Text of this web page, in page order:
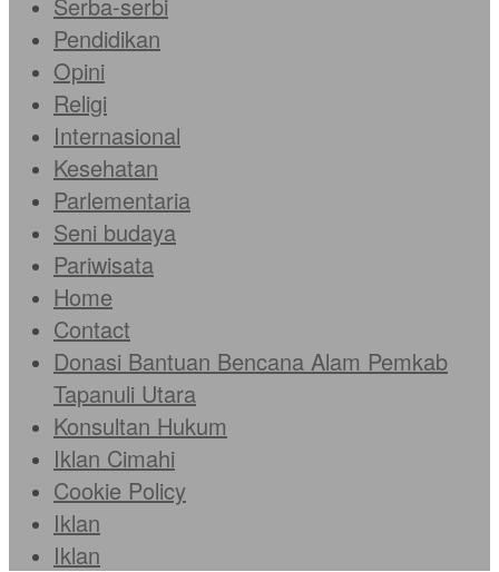
Pendidikan
Opini
Religi
Internasional
Kesehatan
Parlementaria
Seni budaya
Pariwisata
Home
Contact
Donasi Bantuan Bencana Alam Pemkab
Tapanuli Utara
Konsultan Hukum
Iklan Cimahi
Cookie Policy
Iklan
Iklan